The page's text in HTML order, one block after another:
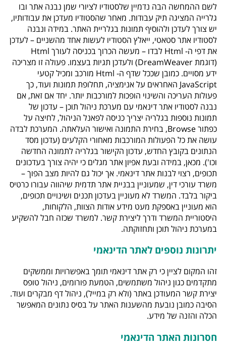
לשם ההמחשה הבה נדמיין שלסטודיו לציורי שמן נבנה אתר ובו
גלרייה המציגה תיק עבודות. מאחר שהסטודיו מעדכן את עבודותיו,
יש צורך לעדכן ולהוסיף תמונות בגלריית האתר. במידה ונבנה
לסטודיו אתר סטאטי, ייאלץ הסטודיו לעשות אחד מהשניים – לעדכן
את דפי ה- Html לבדו – מעשה הכרוך בכניסה לעורך Html
(דוגמת DreamWeaver) ולעדכן תגיות בעצמו. פעולה זו מצריכה
ידע מסויים. כמובן שככל שדף ה- Html מורכב ומכיל קטעי
JavaScript האחראים על אנימציה, תחלופת תמונות ועוד, כך
פעולות העריכה והשינוי הופכות למורכבות יותר. יחד אם זאת, אם
נבנה לסטודיו אתר דינאמי עם מערכת ניהול תוכן – עדכון של
תמונות נוספות בגלריה יצריך כניסה לפאנל הניהול, לחיצה על
כפתור Browse, בחירת התמונה ואישור העלאתה. המערכת לבדה
עושה את כל הפעולות המורכבות מאחורי הקלעים (עדכון מסד
הנתונים בקובץ החדש, עדכון הקישור בגלריה לתמונה החדשה
וכו'). מכאן, במידה ובעת אפיון אתר מגלים כי יהיה צורך בעדכונים
תכופים, רצוי לבנות אתר דינאמי. אך יכול גם להיות מצב הפוך –
משרד עורכי דין, שמעוניין בבניית אתר תדמית שיהווה עבורו כרטיס
ביקור בלבד. המשרד לא מעוניין בעדכון תכנים ושינויים תכופים,
הוא מעוניין באספקת מעט מידע אודות הצוות, הלקוחות,
היסטוריית המשרד ודרך ליצירת קשר. למשרד שכזה חבל להשקיע
במערכת ניהול תוכן ותחזוקתה.
יתרונות נוספים לאתר הדינאמי
זהו המקום לציין כי רק אתר דינאמי תומך באפשרויות וממשקים
מתקדמים כגון ניהול משתמשים, הטמעת פורומים, ניהול טופס
יצירת קשר המעודכן באתר (ולא רק במייל), ניהול דף מבקרים ועוד.
הסיבה כמובן נובעת מהשענות האתר על בסיס נתונים המאפשר
הכלה והזנה של מידע.
חסרונות האתר הדינאמי